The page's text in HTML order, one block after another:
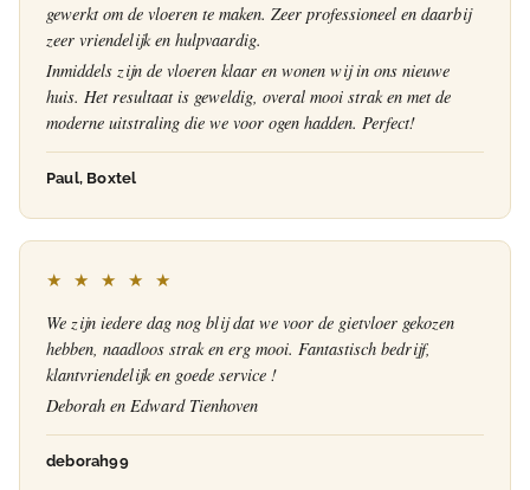
gewerkt om de vloeren te maken. Zeer professioneel en daarbij
zeer vriendelijk en hulpvaardig.
Inmiddels zijn de vloeren klaar en wonen wij in ons nieuwe
huis. Het resultaat is geweldig, overal mooi strak en met de
moderne uitstraling die we voor ogen hadden. Perfect!
Paul, Boxtel
★ ★ ★ ★ ★
We zijn iedere dag nog blij dat we voor de gietvloer gekozen
hebben, naadloos strak en erg mooi. Fantastisch bedrijf,
klantvriendelijk en goede service !
Deborah en Edward Tienhoven
deborah99